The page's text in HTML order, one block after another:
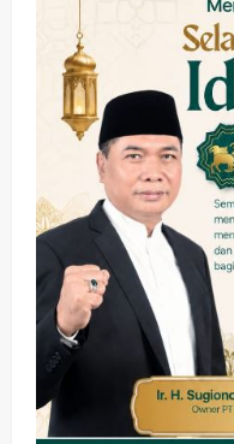
4
5